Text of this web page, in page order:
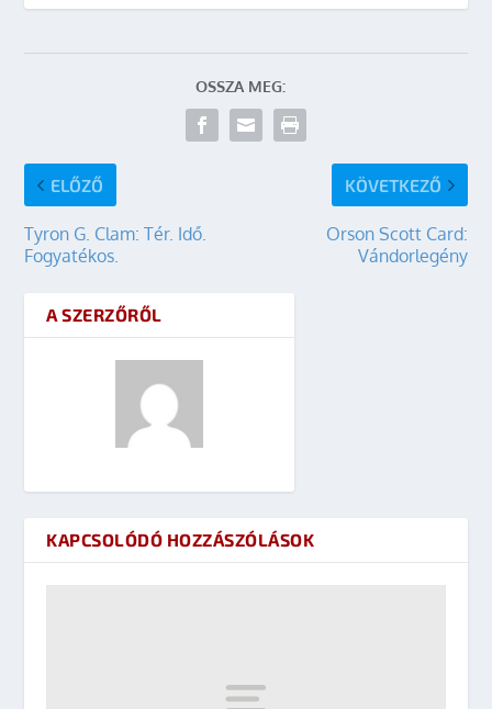
OSSZA MEG:
ELŐZŐ
Tyron G. Clam: Tér. Idő.
Fogyatékos.
KÖVETKEZŐ
Orson Scott Card:
Vándorlegény
A SZERZŐRŐL
KAPCSOLÓDÓ HOZZÁSZÓLÁSOK